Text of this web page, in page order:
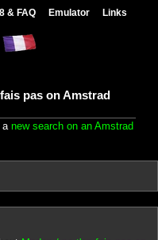
& FAQ Emulator Links
pas on Amstrad
a new search on an Amstrad